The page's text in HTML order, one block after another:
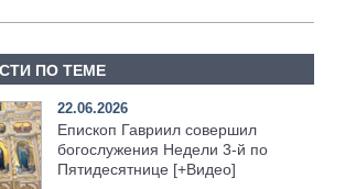
ПО ТЕМЕ
22.06.2026
Епископ Гавриил совершил
богослужения Недели 3-й по
Пятидесятнице [+Видео]